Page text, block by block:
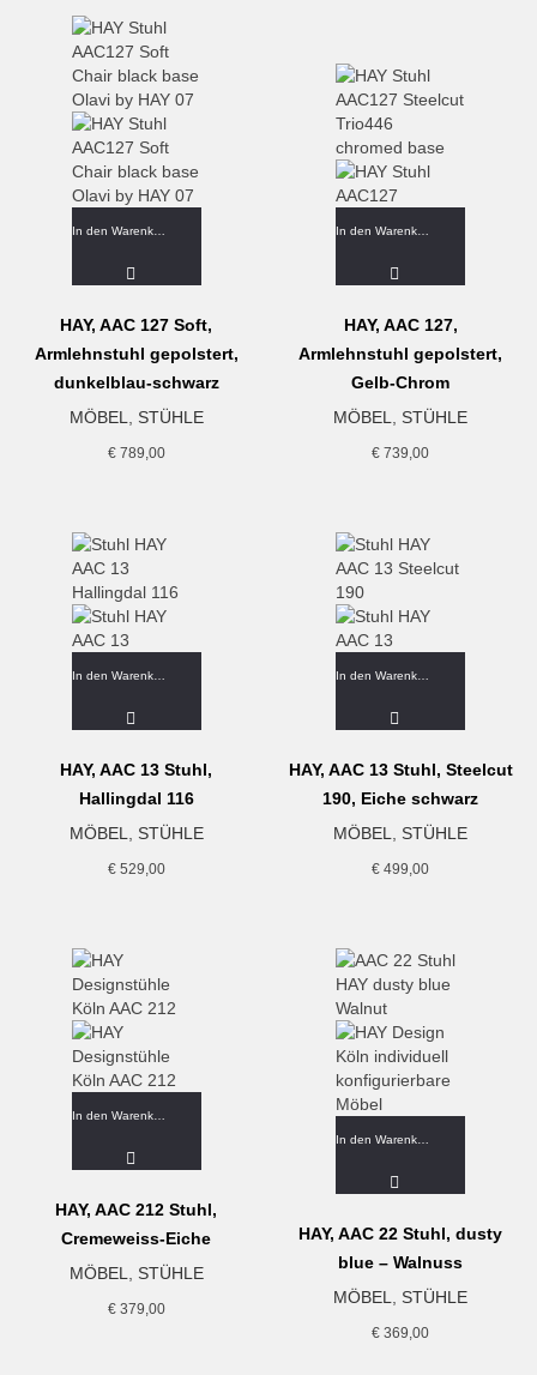
HAY, AAC 127 Soft,
Armlehnstuhl gepolstert,
dunkelblau-schwarz
MÖBEL
STÜHLE
€789,00
HAY, AAC 127,
Armlehnstuhl gepolstert,
Gelb-Chrom
MÖBEL
STÜHLE
€ 739,00
HAY, AAC 13 Stuhl,
Hallingdal 116
MÖBEL
STÜHLE
€529,00
HAY, AAC 13 Stuhl, Steelcut
190, Eiche schwarz
MÖBEL
STÜHLE
€ 499,00
HAY, AAC 212 Stuhl,
Cremeweiss-Eiche
MÖBEL
STÜHLE
€379,00
HAY, AAC 22 Stuhl, dusty
blue – Walnuss
MÖBEL
STÜHLE
€ 369,00